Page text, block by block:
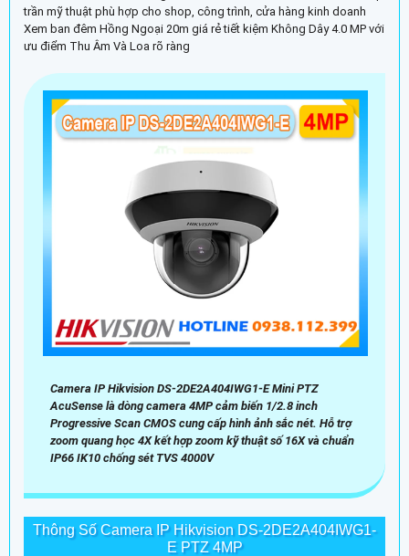
trần mỹ thuật phù hợp cho shop, công trình, cửa hàng kinh doanh
Xem ban đêm Hồng Ngoại 20m giá rẻ tiết kiệm Không Dây 4.0 MP với
ưu điểm Thu Âm Và Loa rõ ràng
Camera IP Hikvision DS-2DE2A404IWG1-E Mini PTZ
AcuSense là dòng camera 4MP cảm biến 1/2.8 inch
Progressive Scan CMOS cung cấp hình ảnh sắc nét. Hỗ trợ
zoom quang học 4X kết hợp zoom kỹ thuật số 16X và chuẩn
IP66 IK10 chống sét TVS 4000V
Thông Số Camera IP Hikvision DS-2DE2A404IWG1-
E PTZ 4MP